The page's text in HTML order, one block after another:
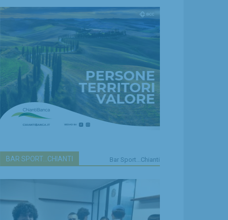
BAR SPORT...CHIANTI Bar Sport...Chianti